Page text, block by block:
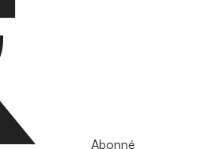
Abonné